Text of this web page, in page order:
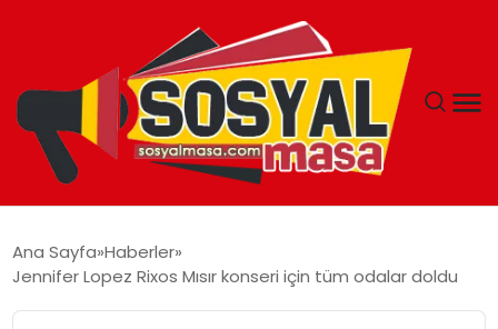
EKONOMI
Ana Sayfa Haberler
Jennifer Lopez Rixos Mısır konseri için tüm odalar doldu